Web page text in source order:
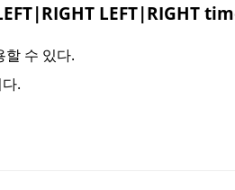
LEFT|RIGHT
수 있다.
.